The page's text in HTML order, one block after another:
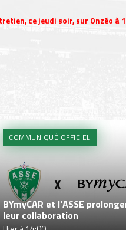
ce jeudi soir, sur Onzéo à
COMMUNIQUÉ OFFICIEL
BYmyCAR et l'ASSE
leur collaboration